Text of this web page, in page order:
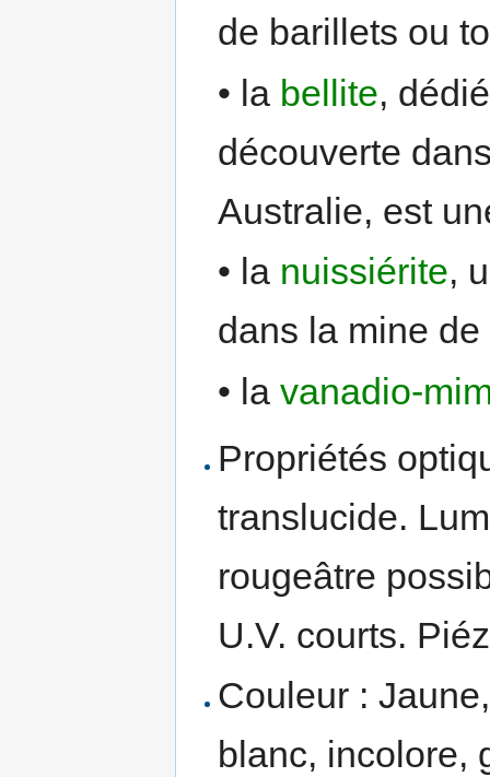
de barillets ou
• la bellite,
découverte
Australie, est
• la nuissiérite,
dans la mine
• lavanadio-
Propriétés
translucide.
rougeâtre
U.V. courts.
Couleur :
blanc, incolore,